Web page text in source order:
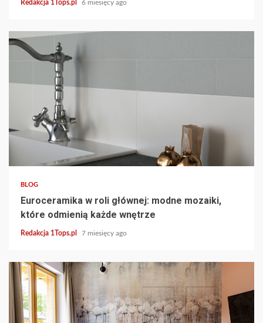
Redakcja 1Tops.pl 6 miesięcy ago
BLOG
Euroceramika w roli głównej: modne mozaiki,
które odmienią każde wnętrze
Redakcja 1Tops.pl 7 miesięcy ago